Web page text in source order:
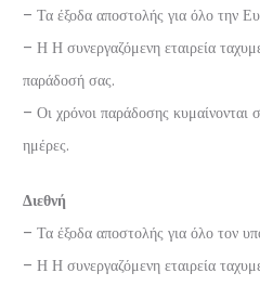
– Τα έξοδα αποστολής για όλο την
– Η Η συνεργαζόμενη εταιρεία
παράδοσή σας.
– Οι χρόνοι παράδοσης
ημέρες.
Διεθνή
– Τα έξοδα αποστολής για όλο τον
– Η Η συνεργαζόμενη εταιρεία